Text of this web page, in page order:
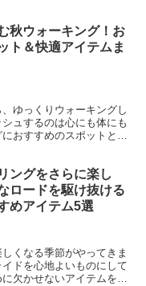
秋ウォーキング！お
ト＆快適アイテムま
ゆっくりウォーキングし
ュするのは心にも体にも
おすすめのスポットと、
ングをさらに楽し
ロードを駆け抜ける
めアイテム5選
くなる季節がやってきま
ドを心地よいものにして
欠かせないアイテムを5